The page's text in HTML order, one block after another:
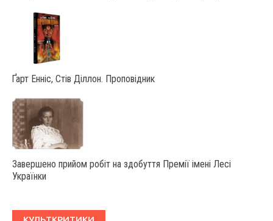
Ґарт Енніс, Стів Діллон. Проповідник
Завершено прийом робіт на здобуття Премії імені Лесі
Українки